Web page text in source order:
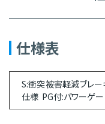
仕様表
S:衝突被害軽減ブレ
仕様 PG付:パワーゲー